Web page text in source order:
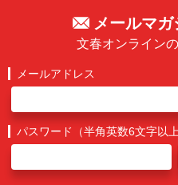
メールマガ
文春オンライン
メールアドレス
パスワード（半角英数6文字以